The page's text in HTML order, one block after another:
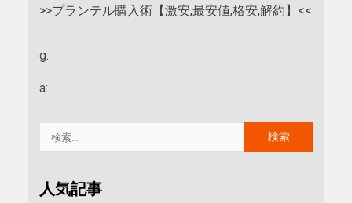
>>プランテル購入術【激安,最安値,格安,解約】<<
g:
a:
人気記事